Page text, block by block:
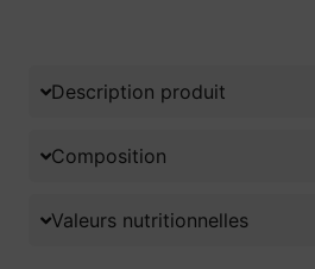
Description produit
Composition
Valeurs nutritionnelles